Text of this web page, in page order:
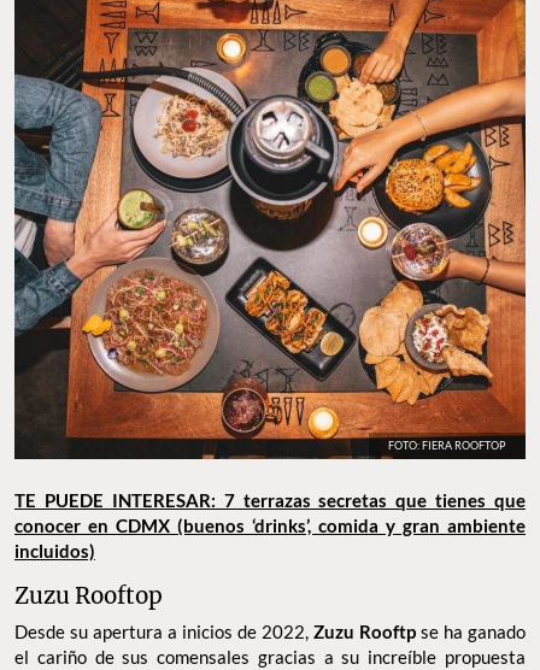
FOTO: FIERA ROOFTOP
TE PUEDE INTERESAR: 7 terrazas secretas que tienes que
conocer en CDMX (buenos ‘drinks’, comida y gran ambiente
incluidos)
Zuzu Rooftop
Desde su apertura a inicios de 2022, Zuzu Rooftp se ha ganado
el cariño de sus comensales gracias a su increíble propuesta